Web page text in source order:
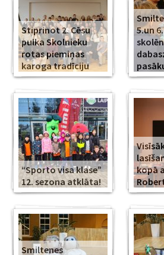
Stiprinot 2. Cēsu
pulka Skolnieku
rotas piemiņas
karoga tradīciju
5.un
“Sporto visa klase”
12. sezona atklāta!
kopā
Smiltenes